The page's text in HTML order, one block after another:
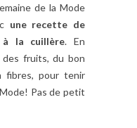
de la Mode
une recette de
à la cuillère. En
des fruits, du bon
fibres, pour tenir
Pas de petit